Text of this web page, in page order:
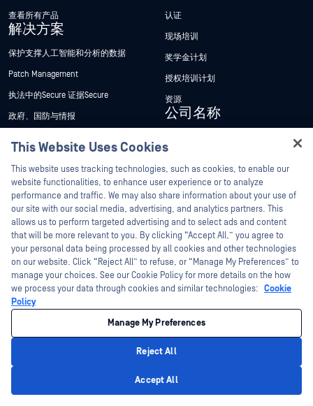
查看所有产品
解决方案
保护支撑人工智能和分析的数据
Patch Management
执法中的Secure 证据Secure
政府、国防与情报
财务
制造业
支持与服务
联系支持
创建案例
技术客户管理
专业服务
实施服务
My OPSWAT 门户网站
认证
现场培训
奖学金计划
授权培训计划
资源
公司名称
客户
订阅电子报
产品合规与认证
职业生涯
空缺职位
联系我们
博客
新闻报道
This Website Uses Cookies
This website uses tracking technologies, such as cookies, to enable our
website functionalities, to enhance user experience or to analyze
performance and traffic. We may also share information about your use of
our site with our social media, advertising, and analytics partners. This
allows us to perform targeted advertising and to select ads and content
that will be more relevant to you. By clicking “Accept All,” you agree to
your personal data being processed by all cookies and other technologies
on our website. Click “Reject All” to refuse, or “Manage My Preferences” to
manage your choices. See our Cookie Policy for more details on the how
we process your data through cookies and similar technologies: Cookie
Policy
Manage My Preferences
Reject All
Accept All
Hey there!
I'm Ozzy, your OPSWAT virtual assistant.
How can I help you secure what's critical
today?